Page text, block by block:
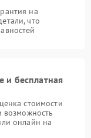
на
что
и бесплатная
стоимости
возможность
онлайн на